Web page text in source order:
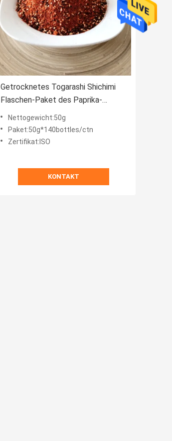
Getrocknetes Togarashi Shichimi
Flaschen-Paket des Paprika-
Soßen-Pfeffer-Gewürz-50g
Nettogewicht:50g
Paket:50g*140bottles/ctn
Zertifikat:ISO
KONTAKT